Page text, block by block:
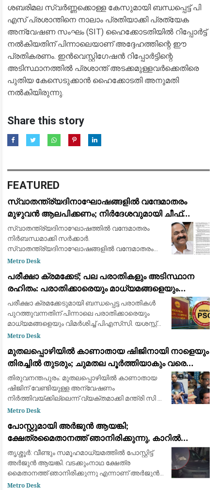
​ശബരിമല സ്വർണ്ണക്കൊള്ള കേസുമായി ബന്ധപ്പെട്ട് പി
എസ് പ്രശാന്തിനെ നാലാം പ്രതിയാക്കി പ്രത്യേക
അന്വേഷണ സംഘം (SIT) ഹൈക്കോടതിയിൽ റിപ്പോർട്ട്
നൽകിയതിന് പിന്നാലെയാണ് അദ്ദേഹത്തിന്റെ ഈ
പ്രതികരണം. ഇൻവെസ്റ്റിഗേഷൻ റിപ്പോർട്ടിന്റെ
അടിസ്ഥാനത്തിൽ പ്രശാന്ത് അടക്കമുള്ളവർക്കെതിരെ
പുതിയ കേസെടുക്കാൻ ഹൈക്കോടതി അനുമതി
നൽകിയിരുന്നു.
Share this story
FEATURED
സ്വാതന്ത്ര്യദിനാഘോഷങ്ങളിൽ വന്ദേമാതരം
മുഴുവൻ ആലപിക്കണം; നിർദേശവുമായി ചീഫ്
സെക്രട്ടറി
സ്വാതന്ത്ര്യദിനാഘോഷത്തിൽ വന്ദേമാതരം
നിർബന്ധമാക്കി സർക്കാർ.
സ്വാതന്ത്ര്യദിനാഘോഷങ്ങളിൽ വന്ദേമാതരം
മുഴുവനായും ആലപിക്കണമെന്നാണ് ചീഫ്
നിർബന്ധമാക്കാനുള്ള കേന്ദ്ര തീരുമാ
Metro Desk
പരീക്ഷാ ക്രമക്കേട്; പല പരാതികളും അടിസ്ഥാന
രഹിതം: പരാതിക്കാരെയും മാധ്യമങ്ങളെയും
വിമര്‍ശിച്ച് പിഎസ്‌സി
പരീക്ഷാ ക്രമക്കേടുമായി ബന്ധപ്പെട്ട പരാതികള്‍
പുറത്തുവന്നതിന് പിന്നാലെ പരാതിക്കാരെയും
മാധ്യമങ്ങളെയും വിമര്‍ശിച്ച് പിഎസ്‌സി. യശസ്സ്
കളങ്കപ്പെടുത്താന്‍ ബോധപൂര്‍വ്വം
Metro Desk
മുതലപ്പൊഴിയിൽ കാണാതായ ഷിജിനായി നാളെയും
തിരച്ചിൽ തുടരും; ചുമതല പൂർത്തിയാകും വരെ
തീരത്തുണ്ടാകുമെന്ന് മന്ത്രി സി.പി. ജോൺ
തിരുവനന്തപുരം: മുതലപ്പൊഴിയില്‍ കാണാതായ
ഷിജിന് വേണ്ടിയുള്ള അന്വേഷണം
നിര്‍ത്തിവയ്ക്കില്ലെന്ന് വ്യക്തമാക്കി മന്ത്രി സി പി
ജോണ്‍. ഇത് സംബന്ധിച്ച വിവരങ്ങള്‍ കുടുംബത്തെ
Metro Desk
പോസ്റ്റുമായി അർജുൻ ആയങ്കി;
ക്ഷേത്രമൈതാനത്ത് ഞാനിരിക്കുന്നു, കാറിൽ
പാലിയേക്കര ടോൾ പ്ലാസ കടക്കുന്ന ദൃശ്യം
പുറത്ത്: സഹോദരനും ഭാര്യയും കസ്റ്റഡിയിൽ
തൃശ്ശൂർ: വീണ്ടും സമൂഹമാധ്യമത്തിൽ പോസ്റ്റിട്ട്
അർജുൻ ആയങ്കി. വടക്കുംനാഥ ക്ഷേത്ര
മൈതാനത്ത് ഞാനിരിക്കുന്നു എന്നാണ് അർജുൻ
ആയങ്കി സമൂഹമാധ്യമത്തിൽ പോസ്റ്റ്
Metro Desk